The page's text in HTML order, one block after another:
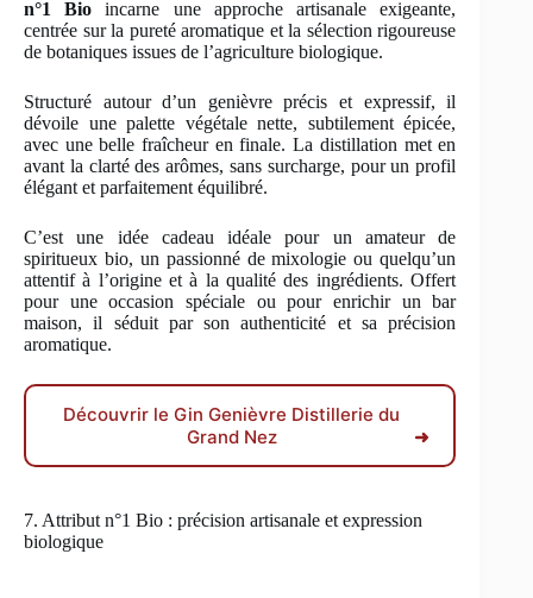
n°1 Bio incarne une approche artisanale exigeante,
centrée sur la pureté aromatique et la sélection rigoureuse
de botaniques issues de l’agriculture biologique.
Structuré autour d’un genièvre précis et expressif, il
dévoile une palette végétale nette, subtilement épicée,
avec une belle fraîcheur en finale. La distillation met en
avant la clarté des arômes, sans surcharge, pour un profil
élégant et parfaitement équilibré.
C’est une idée cadeau idéale pour un amateur de
spiritueux bio, un passionné de mixologie ou quelqu’un
attentif à l’origine et à la qualité des ingrédients. Offert
pour une occasion spéciale ou pour enrichir un bar
maison, il séduit par son authenticité et sa précision
aromatique.
Découvrir le Gin Genièvre Distillerie du
Grand Nez
➜
7. Attribut n°1 Bio : précision artisanale et expression
biologique